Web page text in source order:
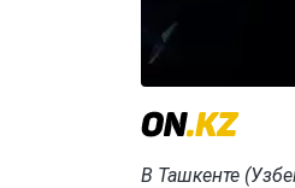
В Ташкенте